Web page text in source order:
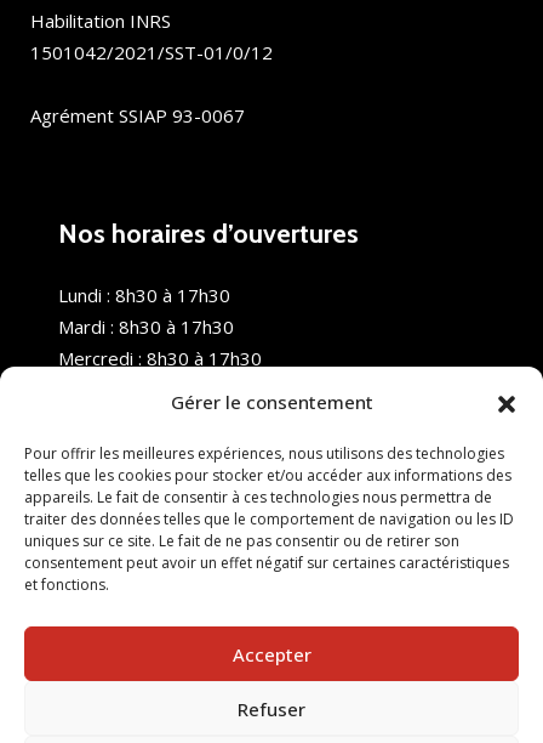
Gérer le consentement
Pour offrir les meilleures expériences, nous utilisons des technologies
telles que les cookies pour stocker et/ou accéder aux informations des
appareils. Le fait de consentir à ces technologies nous permettra de
traiter des données telles que le comportement de navigation ou les ID
uniques sur ce site. Le fait de ne pas consentir ou de retirer son
consentement peut avoir un effet négatif sur certaines caractéristiques
et fonctions.
Accepter
Refuser
Habilitation INRS
1501042/2021/SST-01/0/12
Agrément SSIAP 93-0067
Nos horaires d’ouvertures
Lundi : 8h30 à 17h30
Mardi : 8h30 à 17h30
Mercredi : 8h30 à 17h30
Samedi : Fermé
Dimanche : Fermé
© 2025 Nouvel R Formation - TOUS DROITS RÉSERVÉS -